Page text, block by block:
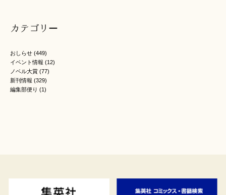
カテゴリー
おしらせ (449)
イベント情報 (12)
ノベル大賞 (77)
新刊情報 (329)
編集部便り (1)